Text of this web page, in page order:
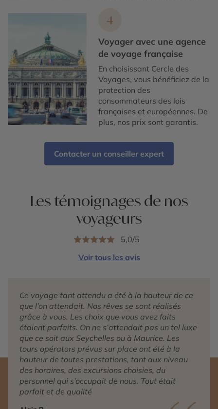
4
Voyager avec une agence
de voyage française
En choisissant Cercle des
Voyages, vous bénéficiez de la
protection des
consommateurs des lois
françaises et européennes. De
plus, nos prix sont garantis.
Contacter un conseiller expert
Les témoignages de nos
voyageurs
5,0/5
Voir tous les avis
Ce voyage tant attendu a été à la hauteur de ce
que l’on attendait. Nos rêves se sont réalisés
grâce à vous. Les choix que vous avez faits
étaient parfaits. On ne s’attendait pas un tel luxe
que ce soit aux Seychelles ou à Maurice. Les
tours opérators prévus sur place ont été à la
hauteur de toutes prestations, tant aux niveau
des horaires, des excursions choisies, du
personnel qui s’occupait de nous. Tout était
parfait et de qualité